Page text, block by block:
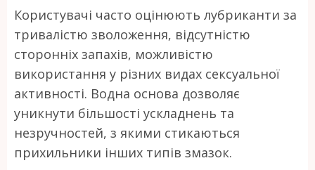
Користувачі часто оцінюють лубриканти за
тривалістю зволоження, відсутністю
сторонніх запахів, можливістю
використання у різних видах сексуальної
активності. Водна основа дозволяє
уникнути більшості ускладнень та
незручностей, з якими стикаються
прихильники інших типів змазок.